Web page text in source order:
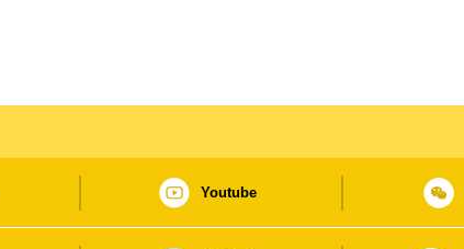
Youtube